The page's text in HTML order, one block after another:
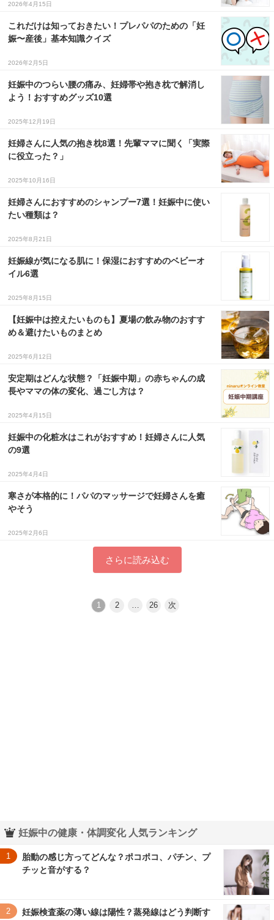
2026年4月15日
これだけは知っておきたい！プレパパのための「妊
娠〜産後」基本知識クイズ
2026年2月5日
妊娠中のつらい腰の痛み、妊婦帯や抱き枕で解消し
よう！おすすめグッズ10選
2025年12月19日
妊婦さんに人気の抱き枕8選！先輩ママに聞く「実際
に役立った？」
2025年10月16日
妊婦さんにおすすめのシャンプー7選！妊娠中に使い
たい種類は？
2025年8月21日
妊娠線が気になる肌に！保湿におすすめのベビーオ
イル6選
2025年8月15日
【妊娠中は控えたいものも】夏場の飲み物のおすす
め＆避けたいものまとめ
2025年6月12日
安定期はどんな状態？「妊娠中期」の赤ちゃんの成
長やママの体の変化、過ごし方は？
2025年4月15日
妊娠中の化粧水はこれがおすすめ！妊婦さんに人気
の9選
2025年4月4日
寒さが本格的に！パパのマッサージで妊婦さんを癒
やそう
2025年2月6日
さらに読み込む
1 2 … 26 次
妊娠中の健康・体調変化 人気ランキング
1
胎動の感じ方ってどんな？ポコポコ、パチン、プ
チッと音がする？
2 妊娠検査薬の薄い線は陽性？蒸発線はどう判断す